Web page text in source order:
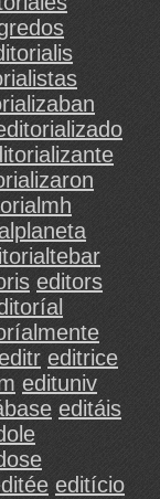
editors
editrice
edituniv
editáis
editício